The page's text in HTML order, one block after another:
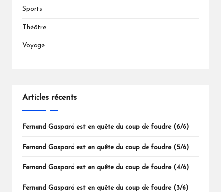
Sports
Théâtre
Voyage
Articles récents
Fernand Gaspard est en quête du coup de foudre (6/6)
Fernand Gaspard est en quête du coup de foudre (5/6)
Fernand Gaspard est en quête du coup de foudre (4/6)
Fernand Gaspard est en quête du coup de foudre (3/6)